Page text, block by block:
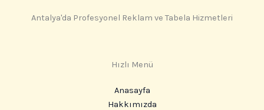
Antalya'da Profesyonel Reklam ve Tabela Hizmetleri
Hızlı Menü
Anasayfa
Hakkımızda